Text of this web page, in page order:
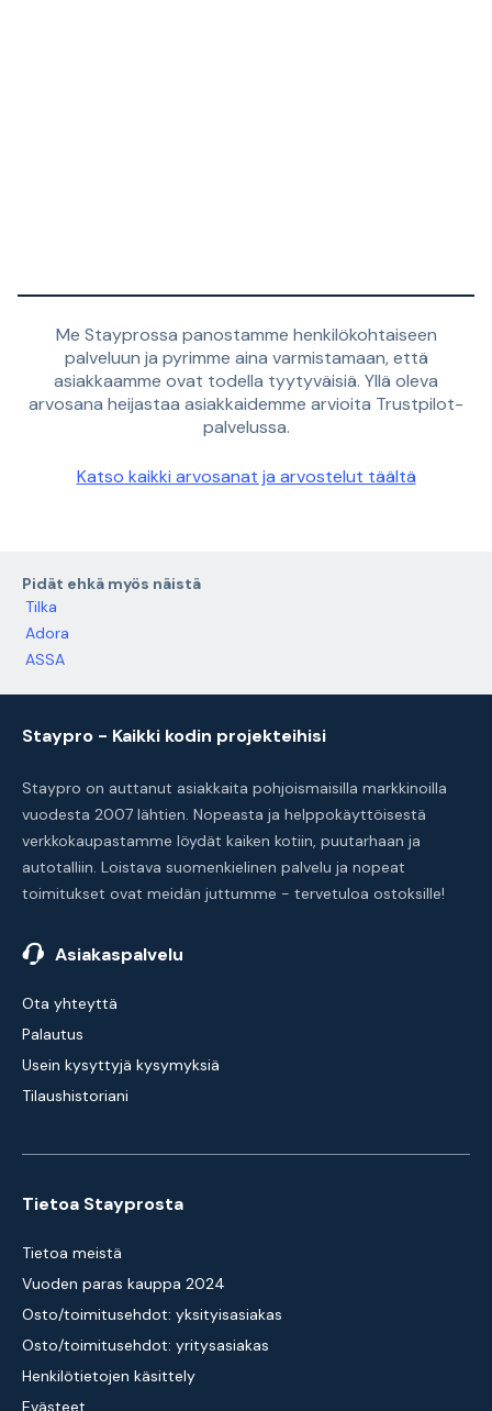
Me Stayprossa panostamme henkilökohtaiseen
palveluun ja pyrimme aina varmistamaan, että
asiakkaamme ovat todella tyytyväisiä. Yllä oleva
arvosana heijastaa asiakkaidemme arvioita Trustpilot-
palvelussa.
Katso kaikki arvosanat ja arvostelut täältä
Pidät ehkä myös näistä
Tilka
Adora
ASSA
Staypro - Kaikki kodin projekteihisi
Staypro on auttanut asiakkaita pohjoismaisilla markkinoilla
vuodesta 2007 lähtien. Nopeasta ja helppokäyttöisestä
verkkokaupastamme löydät kaiken kotiin, puutarhaan ja
autotalliin. Loistava suomenkielinen palvelu ja nopeat
toimitukset ovat meidän juttumme - tervetuloa ostoksille!
Asiakaspalvelu
Ota yhteyttä
Palautus
Usein kysyttyjä kysymyksiä
Tilaushistoriani
Tietoa Stayprosta
Tietoa meistä
Vuoden paras kauppa 2024
Osto/toimitusehdot: yksityisasiakas
Osto/toimitusehdot: yritysasiakas
Henkilötietojen käsittely
Evästeet